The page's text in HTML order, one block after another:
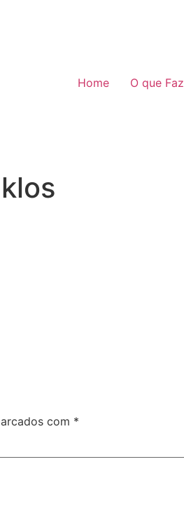
Home O que
com *